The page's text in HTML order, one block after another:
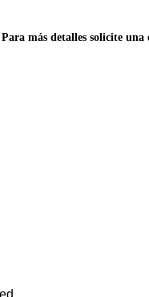
Para más detalles solicite